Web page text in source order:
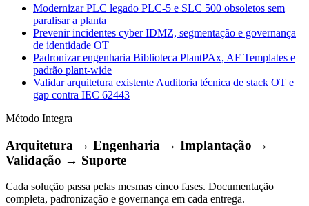
Modernizar PLC legado PLC-5 e SLC 500 obsoletos sem
paralisar a planta
Prevenir incidentes cyberIDMZ, segmentação e governança
de identidade OT
Padronizar engenharia Biblioteca PlantPAx, AF Templates e
padrão plant-wide
Validar arquitetura existente Auditoria técnica de stack OT e
gap contra IEC 62443
Método Integra
Arquitetura → Engenharia → Implantação →
Validação → Suporte
Cada solução passa pelas mesmas cinco fases. Documentação
completa, padronização e governança em cada entrega.